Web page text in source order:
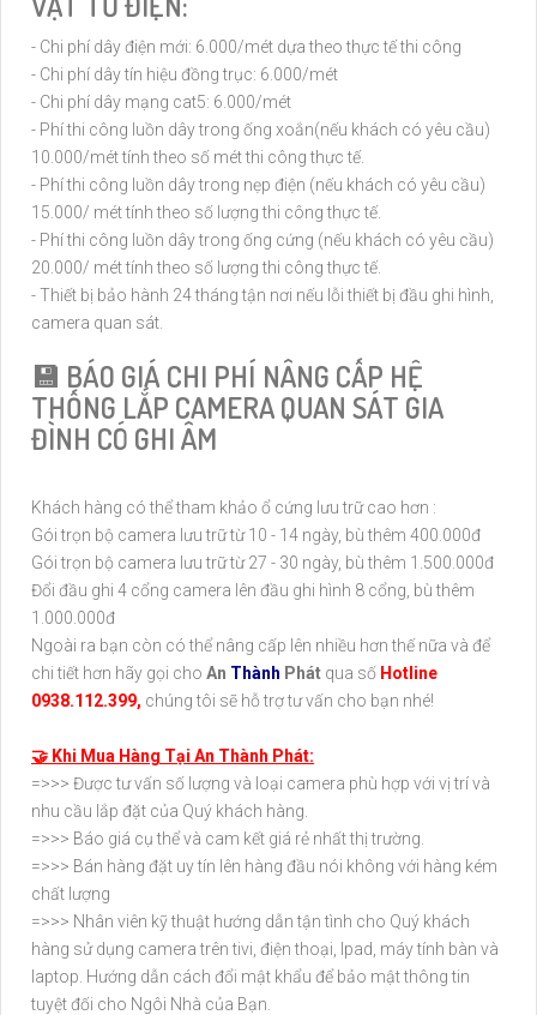
- Chi phí dây điện mới: 6.000/mét dựa theo thực tế thi công
- Chi phí dây tín hiệu đồng trục: 6.000/mét
- Chi phí dây mạng cat5: 6.000/mét
- Phí thi công luồn dây trong ống xoắn(nếu khách có yêu cầu)
10.000/mét tính theo số mét thi công thực tế.
- Phí thi công luồn dây trong nẹp điện (nếu khách có yêu cầu)
15.000/ mét tính theo số lượng thi công thực tế.
- Phí thi công luồn dây trong ống cứng (nếu khách có yêu cầu)
20.000/ mét tính theo số lượng thi công thực tế.
- Thiết bị bảo hành 24 tháng tận nơi nếu lỗi thiết bị đầu ghi hình,
camera quan sát.
💾 BÁO GIÁ CHI PHÍ NÂNG CẤP HỆ
THỐNG LẮP CAMERA QUAN SÁT GIA
ĐÌNH CÓ GHI ÂM
Khách hàng có thể tham khảo ổ cứng lưu trữ cao hơn :
Gói trọn bộ camera lưu trữ từ 10 - 14 ngày, bù thêm 400.000đ
Gói trọn bộ camera lưu trữ từ 27 - 30 ngày, bù thêm 1.500.000đ
Đổi đầu ghi 4 cổng camera lên đầu ghi hình 8 cổng, bù thêm
1.000.000đ
Ngoài ra bạn còn có thể nâng cấp lên nhiều hơn thế nữa và để
chi tiết hơn hãy gọi cho An Thành Phát qua số Hotline
0938.112.399, chúng tôi sẽ hỗ trợ tư vấn cho bạn nhé!
🤝 Khi Mua Hàng Tại An Thành Phát:
=>>> Được tư vấn số lượng và loại camera phù hợp với vị trí và
nhu cầu lắp đặt của Quý khách hàng.
=>>> Báo giá cụ thể và cam kết giá rẻ nhất thị trường.
=>>> Bán hàng đặt uy tín lên hàng đầu nói không với hàng kém
chất lượng
=>>> Nhân viên kỹ thuật hướng dẫn tận tình cho Quý khách
hàng sử dụng camera trên tivi, điện thoại, Ipad, máy tính bàn và
laptop. Hướng dẫn cách đổi mật khẩu để bảo mật thông tin
tuyệt đối cho Ngôi Nhà của Bạn.